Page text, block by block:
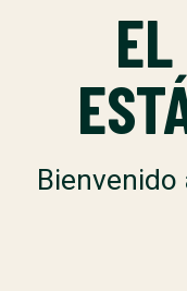
Bienvenido